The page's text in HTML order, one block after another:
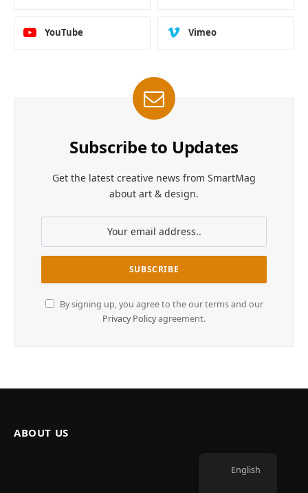
YouTube Vimeo
Subscribe to Updates
Get the latest creative news from SmartMag
about art & design.
By signing up, you agree to the our terms and our
Privacy Policyagreement.
ABOUT US
English